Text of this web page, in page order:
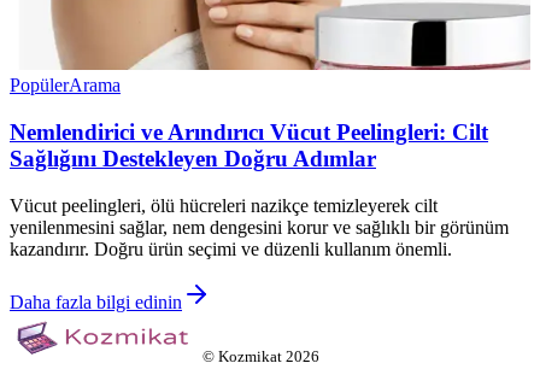
PopülerArama
Nemlendirici ve Arındırıcı Vücut Peelingleri: Cilt
Sağlığını Destekleyen Doğru Adımlar
Vücut peelingleri, ölü hücreleri nazikçe temizleyerek cilt
yenilenmesini sağlar, nem dengesini korur ve sağlıklı bir görünüm
kazandırır. Doğru ürün seçimi ve düzenli kullanım önemli.
Daha fazla bilgi edinin
© Kozmikat 2026